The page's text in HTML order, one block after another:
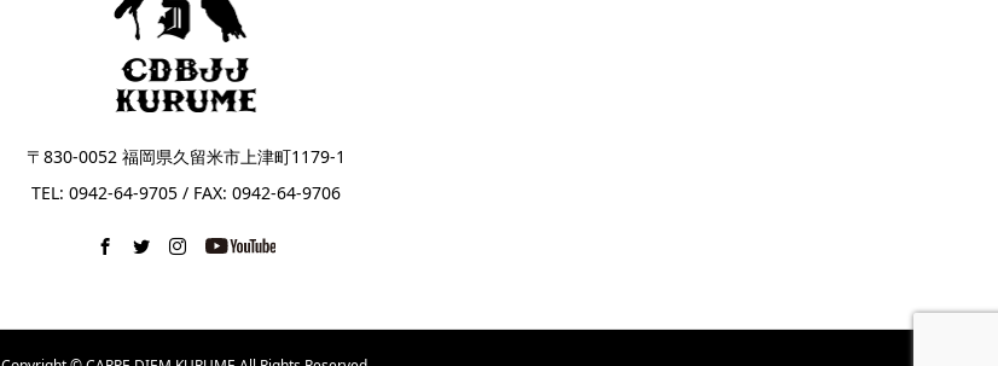
〒830-0052 福岡県久留米市上津町1179-1
TEL: 0942-64-9705 / FAX: 0942-64-9706